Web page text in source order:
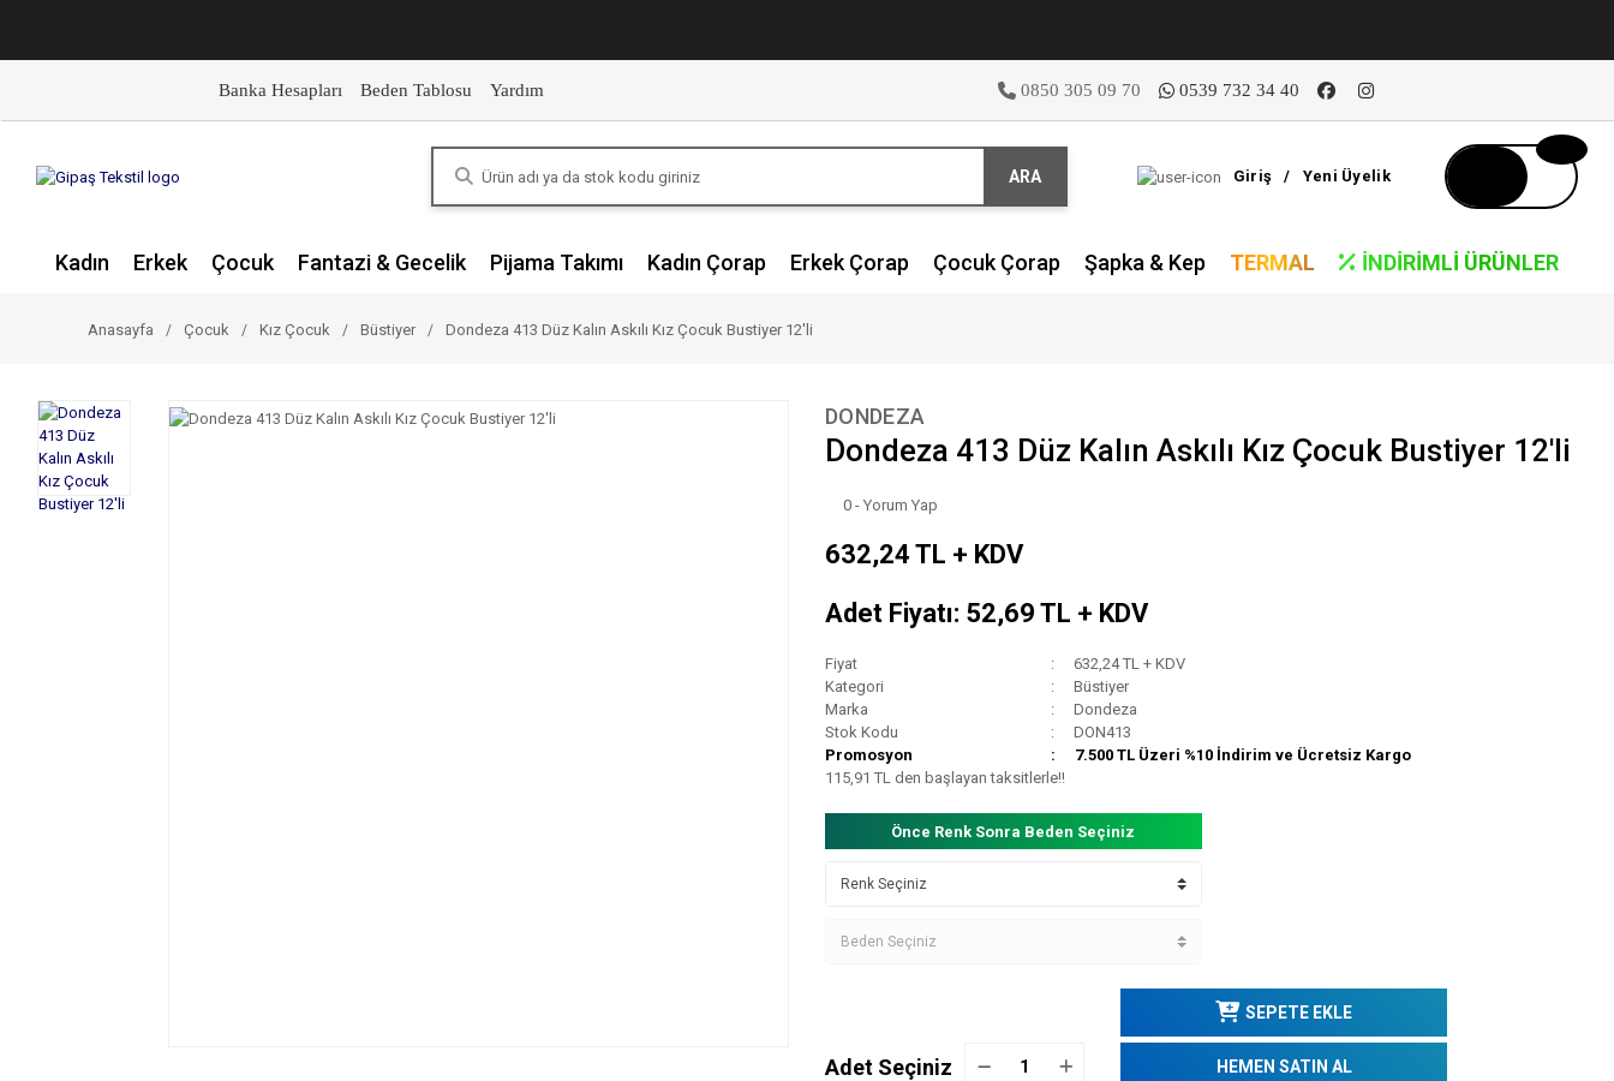
Banka Hesapları Beden Tablosu Yardım 0850 305 09 70 0539 732 34 40
ARA Giriş / Yeni Üyelik
Kadın Erkek Çocuk Fantazi & Gecelik Pijama Takımı Kadın Çorap Erkek Çorap Çocuk Çorap Şapka & Kep TERMAL İNDIRIMLI ÜRÜNLER
Anasayfa Çocuk Kız Çocuk Büstiyer Dondeza 413 Düz Kalın Askılı Kız Çocuk Bustiyer 12'li
DONDEZA
Dondeza 413 Düz Kalın Askılı Kız Çocuk Bustiyer 12'li
0 - Yorum Yap
632,24 TL + KDV
Adet Fiyatı: 52,69 TL + KDV
Fiyat
632,24 TL + KDV
Kategori
Büstiyer
Marka
Dondeza
Stok Kodu
DON413
Promosyon
7.500 TL Üzeri %10 İndirim ve Ücretsiz Kargo
115,91 TL den başlayan taksitlerle!!
Önce Renk Sonra Beden Seçiniz
Adet Seçiniz
SEPETE EKLE
HEMEN SATIN AL